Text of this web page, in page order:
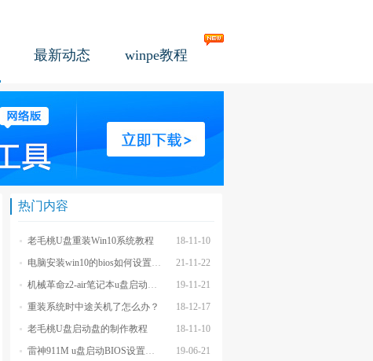
最新动态 winpe教程
热门内容
18-11-10
老毛桃U盘重装Win10系统教程
21-11-22
电脑安装win10的bios如何设置u盘图文教程
19-11-21
机械革命z2-air笔记本u盘启动BIOS设置教程
18-12-17
重装系统时中途关机了怎么办？
18-11-10
老毛桃U盘启动盘的制作教程
19-06-21
雷神911M u盘启动BIOS设置教程